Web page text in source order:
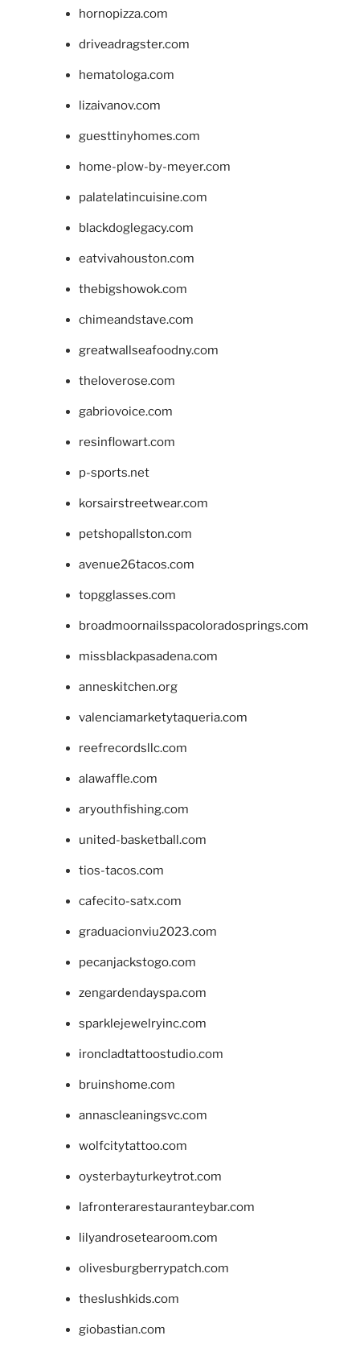
hornopizza.com
driveadragster.com
hematologa.com
lizaivanov.com
guesttinyhomes.com
home-plow-by-meyer.com
palatelatincuisine.com
blackdoglegacy.com
eatvivahouston.com
thebigshowok.com
chimeandstave.com
greatwallseafoodny.com
theloverose.com
gabriovoice.com
resinflowart.com
p-sports.net
korsairstreetwear.com
petshopallston.com
avenue26tacos.com
topgglasses.com
broadmoornailsspacoloradosprings.com
missblackpasadena.com
anneskitchen.org
valenciamarketytaqueria.com
reefrecordsllc.com
alawaffle.com
aryouthfishing.com
united-basketball.com
tios-tacos.com
cafecito-satx.com
graduacionviu2023.com
pecanjackstogo.com
zengardendayspa.com
sparklejewelryinc.com
ironcladtattoostudio.com
bruinshome.com
annascleaningsvc.com
wolfcitytattoo.com
oysterbayturkeytrot.com
lafronterarestauranteybar.com
lilyandrosetearoom.com
olivesburgberrypatch.com
theslushkids.com
giobastian.com